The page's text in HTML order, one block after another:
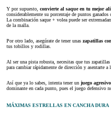
Y por supuesto, convierte al saque en tu mejor
considerablemente su porcentaje de puntos ganados
La combinación saque + volea puede ser
de la malla.
Por otro lado, asegúrate de tener unas zapatillas
tus tobillos y rodillas.
Al ser una pista robusta, necesitas que tus zapatillas
para cambiar rápidamente de dirección y asentarte a
Así que ya lo sabes, intenta tener un juego agresivo
dominante en cada punto, pues el juego defensivo
MÁXIMAS ESTRELLAS EN CANCHA DURA